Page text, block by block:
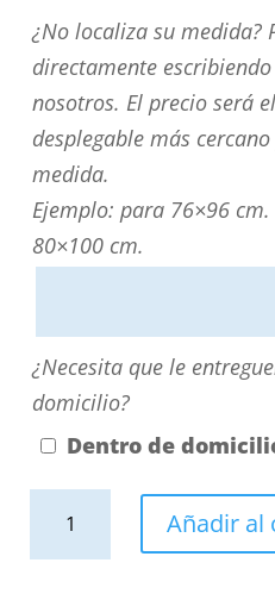
¿No
localiza
su
medida?
Puede
personalizarla
directamente
contactando
nosotros.
El
precio
será
¿No localiza su medida?
directamente
nosotros. El precio será
desplegable más
medida.
Ejemplo: para 76×96
80×100 cm.
¿Necesita
que
le
¿Necesita que le
domicilio?
Dentro de
Añadir al